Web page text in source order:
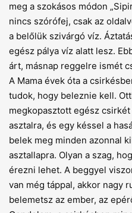
meg a szokásos módon
nincs szórófej, csak az
a belőlük szivárgó víz.
egész pálya víz alatt lesz.
árt, másnap reggelre ismét
A Mama évek óta a
tudok, hogy beleznie kell.
megkopasztott egész
asztalra, és egy késsel a
belek meg minden azonnal
asztallapra. Olyan a szag,
érezni lehet. A beggyel
van még táppal, akkor nagy
belemetsz az ember, az